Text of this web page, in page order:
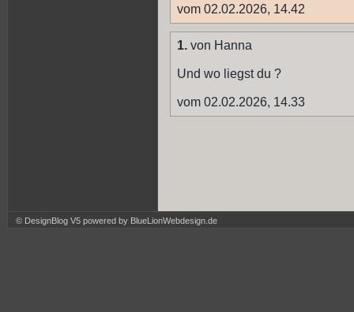
vom 02.02.2026, 14.42
1. von Hanna
Und wo liegst du ?
vom 02.02.2026, 14.33
© DesignBlog V5 powered by BlueLionWebdesign.de